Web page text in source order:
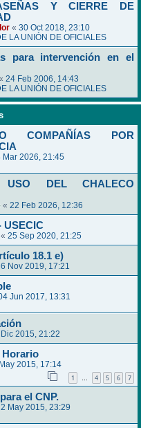
Y CIERRE DE
« 30 Oct 2018, 23:10
LA UNIÓN DE OFICIALES
para intervención en el
24 Feb 2006, 14:43
LA UNIÓN DE OFICIALES
COMPAÑÍAS POR
Mar 2026, 21:45
USO DEL CHALECO
« 22 Feb 2026, 12:36
USECIC
« 25 Sep 2020, 21:25
18.1 e)
Nov 2019, 17:21
Jun 2017, 13:31
2015, 21:22
Horario
2015, 17:14
1 … 4 5 6 7
el CNP.
May 2015, 23:29